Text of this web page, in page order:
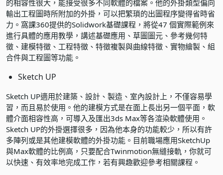
的相容性很大，能接受很多不同軟體的檔案。他的外掛類型偏向
輸出工程圖時所附加的外掛，可以把繁瑣的出圖程序變得省時省
力。窩課360提供的Solidwork基礎課程 ，將從47 個實際範例來
進行具體的應用教學，講述基礎應用、草圖圖元、參考幾何特
徵、建模特徵、工程特徵、特徵複製與曲線特徵、實物繪製、組
合件與工程圖等功能。
Sketch UP
Sketch UP適用於建築、設計、製造、室內設計上，不僅容易學
習，而且易於使用。他的建模方式是在面上長出另一個平面，軟
體介面相容性高，可導入及匯出3ds Max等各渲染軟體使用。
Sketch UP的外掛選擇很多，因為他本身的功能較少，所以有許
多陣列或是其他建模軟體的外掛功能。目前職場應用SketchUp
與Max軟體的比例高，只要配合Twinmotion無縫接軌，你就可
以快速、有效率地完成工作，若有興趣歡迎參考相關課程 。